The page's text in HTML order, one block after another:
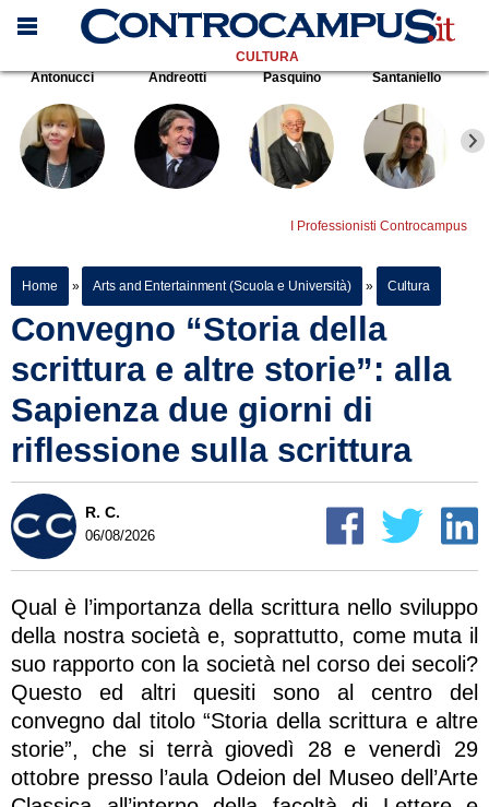
CULTURA
Antonucci
Andreotti Pasquino Santaniello
I Professionisti Controcampus
Home » Arts and Entertainment (Scuola e Università) » Cultura
Convegno “Storia della
scrittura e altre storie”: alla
Sapienza due giorni di
riflessione sulla scrittura
R. C.
06/08/2026
Qual è l’importanza della scrittura nello sviluppo
della nostra società e, soprattutto, come muta il
suo rapporto con la società nel corso dei secoli?
Questo ed altri quesiti sono al centro del
convegno dal titolo “Storia della scrittura e altre
storie”, che si terrà giovedì 28 e venerdì 29
ottobre presso l’aula Odeion del Museo dell’Arte